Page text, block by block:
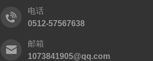
电话
0512-57567638
邮箱
1073841905@qq.com